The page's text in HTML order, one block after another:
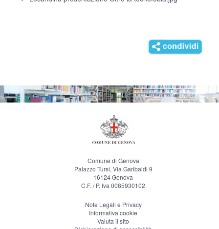
Comune di Genova
Palazzo Tursi, Via Garibaldi 9
16124 Genova
C.F. / P. Iva 0085930102
Note Legali e Privacy
Informativa cookie
Valuta il sito